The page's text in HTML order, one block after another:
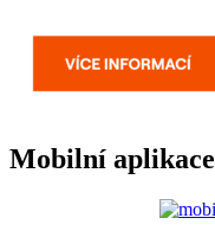
Mobilní aplikace